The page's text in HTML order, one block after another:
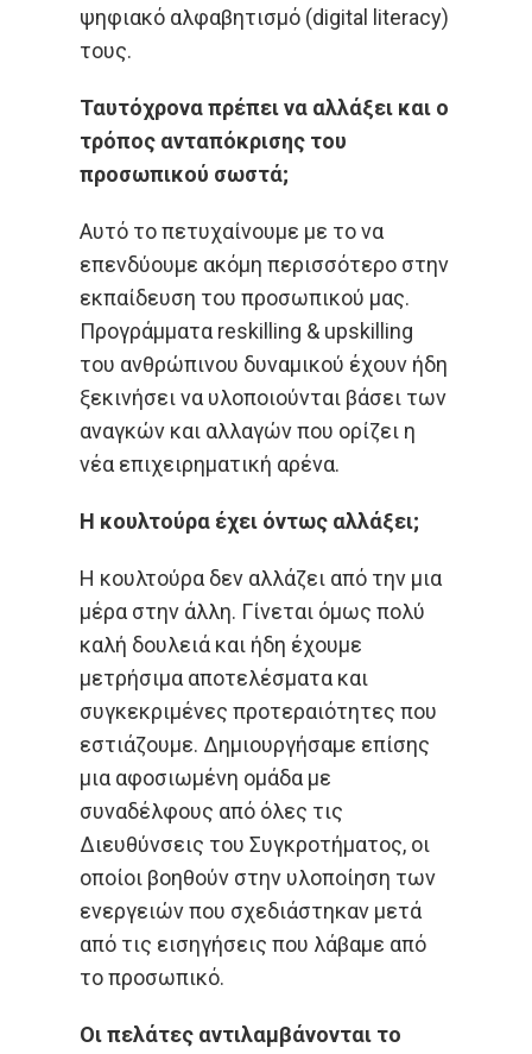
ψηφιακό αλφαβητισμό (digital literacy)
τους.
Ταυτόχρονα πρέπει να αλλάξει και ο
τρόπος ανταπόκρισης του
προσωπικού σωστά;
Αυτό το πετυχαίνουμε με το να
επενδύουμε ακόμη περισσότερο στην
εκπαίδευση του προσωπικού μας.
Προγράμματα reskilling & upskilling
του ανθρώπινου δυναμικού έχουν ήδη
ξεκινήσει να υλοποιούνται βάσει των
αναγκών και αλλαγών που ορίζει η
νέα επιχειρηματική αρένα.
Η κουλτούρα έχει όντως αλλάξει;
Η κουλτούρα δεν αλλάζει από την μια
μέρα στην άλλη. Γίνεται όμως πολύ
καλή δουλειά και ήδη έχουμε
μετρήσιμα αποτελέσματα και
συγκεκριμένες προτεραιότητες που
εστιάζουμε. Δημιουργήσαμε επίσης
μια αφοσιωμένη ομάδα με
συναδέλφους από όλες τις
Διευθύνσεις του Συγκροτήματος, οι
οποίοι βοηθούν στην υλοποίηση των
ενεργειών που σχεδιάστηκαν μετά
από τις εισηγήσεις που λάβαμε από
το προσωπικό.
Οι πελάτες αντιλαμβάνονται το